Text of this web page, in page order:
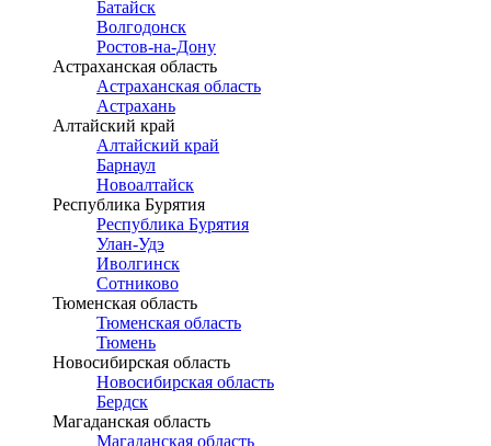
Батайск
Волгодонск
Ростов-на-Дону
Астраханская область
Астраханская область
Астрахань
Алтайский край
Алтайский край
Барнаул
Новоалтайск
Республика Бурятия
Республика Бурятия
Улан-Удэ
Иволгинск
Сотниково
Тюменская область
Тюменская область
Тюмень
Новосибирская область
Новосибирская область
Бердск
Магаданская область
Магаданская область